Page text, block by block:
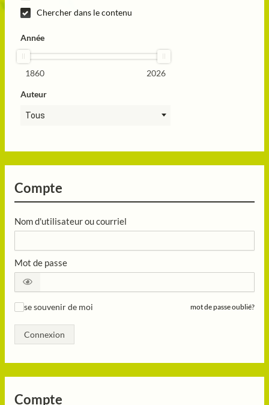
Chercher dans le contenu
Année
1860 2026
Auteur
Tous
Compte
Nom d'utilisateur ou courriel
Mot de passe
se souvenir de moi mot de passe oublié?
Connexion
Compte